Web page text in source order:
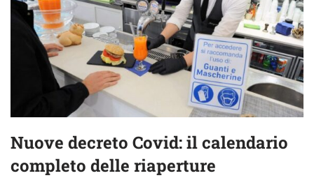
Nuove decreto Covid: il calendario
completo delle riaperture